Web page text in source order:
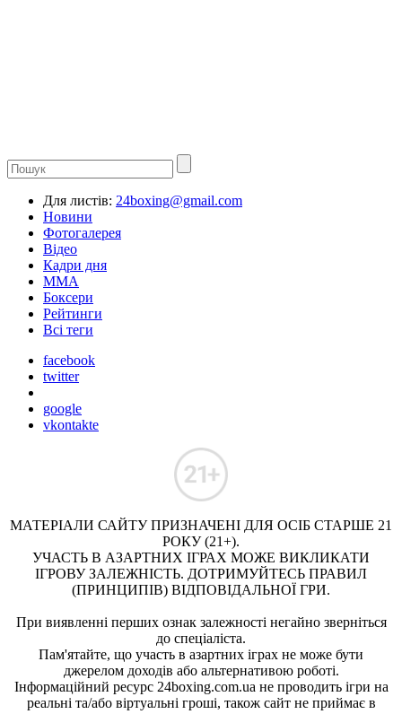
Для листів: 24boxing@gmail.com
Новини
Фотогалерея
Відео
Кадри дня
ММА
Боксери
Рейтинги
Всі теги
facebook
twitter
google
vkontakte
МАТЕРІАЛИ САЙТУ ПРИЗНАЧЕНІ ДЛЯ ОСІБ СТАРШЕ 21
РОКУ (21+).
УЧАСТЬ В АЗАРТНИХ ІГРАХ МОЖЕ ВИКЛИКАТИ
ІГРОВУ ЗАЛЕЖНІСТЬ. ДОТРИМУЙТЕСЬ ПРАВИЛ
(ПРИНЦИПІВ) ВІДПОВІДАЛЬНОЇ ГРИ.
При виявленні перших ознак залежності негайно зверніться
до спеціаліста.
Пам'ятайте, що участь в азартних іграх не може бути
джерелом доходів або альтернативою роботі.
Інформаційний ресурс 24boxing.com.ua не проводить ігри на
реальні та/або віртуальні гроші, також сайт не приймає в